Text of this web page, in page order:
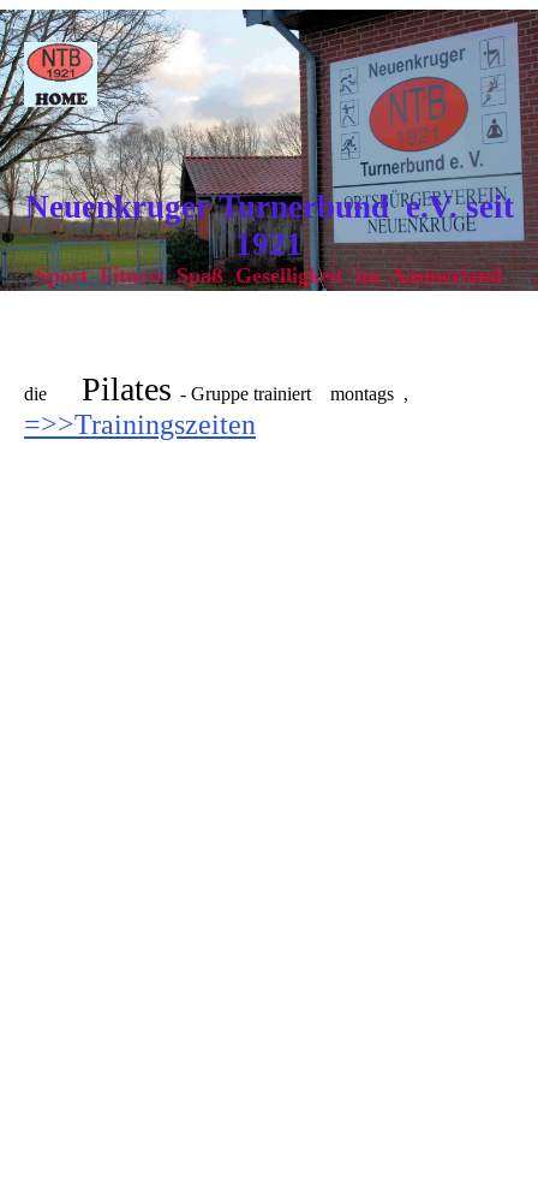
Neuenkruger Turnerbund e.V. seit
1921
Sport Fitness Spaß Geselligkeit im Ammerland
die Pilates - Gruppe trainiert montags ,
=>>Trainingszeiten